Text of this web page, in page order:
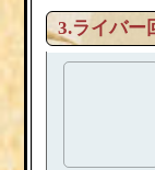
3.ライバー